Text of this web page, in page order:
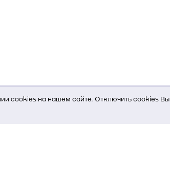
cookies на нашем сайте. Отключить cookies Вы